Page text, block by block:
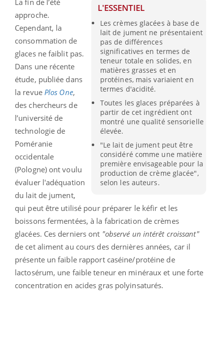
L'ESSENTIEL
Les crèmes glacées à base de
lait de jument ne présentaient
pas de différences
significatives en termes de
teneur totale en solides, en
matières grasses et en
protéines, mais variaient en
termes d'acidité.
Toutes les glaces préparées à
partir de cet ingrédient ont
montré une qualité sensorielle
élevée.
"Le lait de jument peut être
considéré comme une matière
première envisageable pour la
production de crème glacée",
selon les auteurs.
approche.
Cependant, la
consommation de
glaces ne faiblit pas.
Dans une récente
étude, publiée dans
la revue Plos One,
des chercheurs de
l’université de
technologie de
Poméranie
occidentale
(Pologne) ont voulu
évaluer l'adéquation
du lait de jument,
qui peut être utilisé pour préparer le kéfir et les
boissons fermentées, à la fabrication de crèmes
glacées. Ces derniers ont "observé un intérêt croissant"
de cet aliment au cours des dernières années, car il
présente un faible rapport caséine/protéine de
lactosérum, une faible teneur en minéraux et une forte
concentration en acides gras polyinsaturés.